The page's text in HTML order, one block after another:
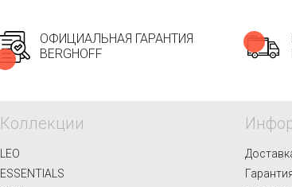
ОФИЦИАЛЬНАЯ ГАРАНТИЯ
BERGHOFF
Коллекции
LEO
ESSENTIALS